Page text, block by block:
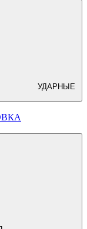
УДАРНЫЕ